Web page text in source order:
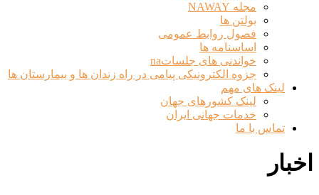
مجله NAWAY
بولتن ها
فصول روابط عمومی
اساسنامه ها
خواندنی های جلساتna
جزوه الکترونیکی پیامی در راه زندان ها و بیمارستان ها
لینک های مهم
لینک کشورهای جهان
خدمات جهانی ایران
تماس با ما
اخبار